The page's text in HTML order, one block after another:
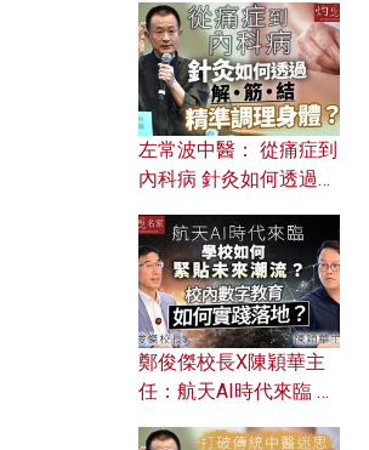
的七情六欲？
左常波中醫： 從痛症到
內科病 針灸如何透過解
鄭俊傑校長X陳穎華主
任：航天AI時代來臨 學